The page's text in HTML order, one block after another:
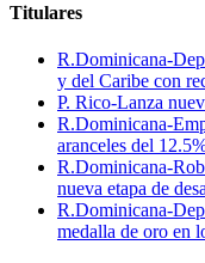
Titulares
R.Dominicana-
y del Caribe con
P. Rico-Lanza
R.Dominicana-
aranceles del
R.Dominicana-
nueva etapa de
R.Dominicana-
medalla de oro en